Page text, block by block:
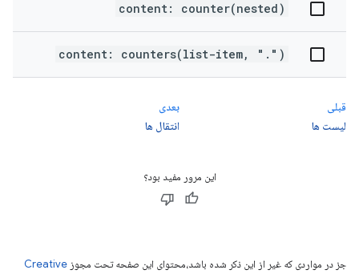
content: counter(nested)
content: counters(list-item, ".")
قبلی
لیست ها
بعدی
انتقال ها
این مرور مفید بود؟
جز در مواردی که غیر از این ذکر شده باشد،‌محتوای این صفحه تحت مجوز Creative